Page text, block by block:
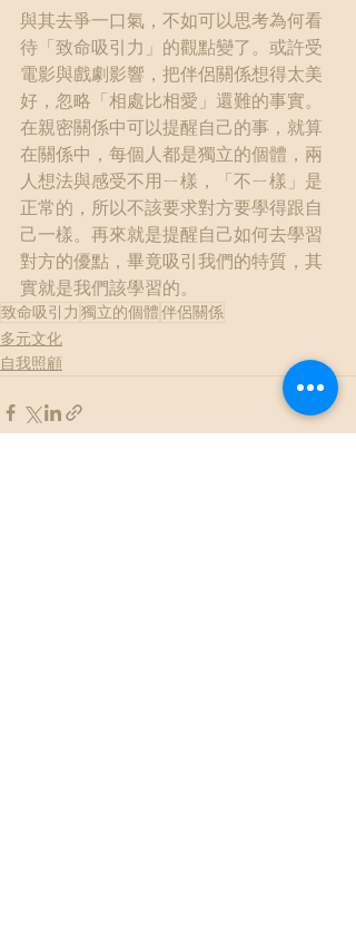
與其去爭一口氣，不如可以思考為何看
待「致命吸引力」的觀點變了。或許受
電影與戲劇影響，把伴侶關係想得太美
好，忽略「相處比相愛」還難的事實。
在親密關係中可以提醒自己的事，就算
在關係中，每個人都是獨立的個體，兩
人想法與感受不用ㄧ樣，「不ㄧ樣」是
正常的，所以不該要求對方要學得跟自
己一樣。再來就是提醒自己如何去學習
對方的優點，畢竟吸引我們的特質，其
實就是我們該學習的。
致命吸引力 獨立的個體伴侶關係
多元文化
自我照顧